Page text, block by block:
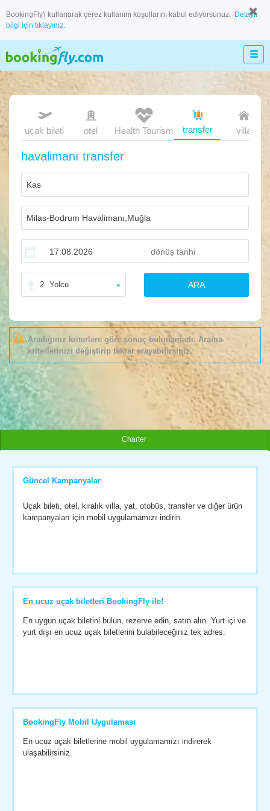
BookingFly'i kullanarak çerez kullanım koşullarını kabul ediyorsunuz. Detaylı
bilgi için tıklayınız.
uçak bileti otel transfer villa
Health Tourism
havalimanı transfer
2 Yolcu ARA
Aradığınız kriterlere göre sonuç bulunamadı. Arama
kriterlerinizi değiştirip tekrar arayabilirsiniz.
Charter
Güncel Kampanyalar
Uçak bileti, otel, kiralık villa, yat, otobüs, transfer ve diğer ürün
kampanyaları için mobil uygulamamızı indirin.
En ucuz uçak biletleri BookingFly ile!
En uygun uçak biletini bulun, rezerve edin, satın alın. Yurt içi ve
yurt dışı en ucuz uçak biletlerini bulabileceğiniz tek adres.
BookingFly Mobil Uygulaması
En ucuz uçak biletlerine mobil uygulamamızı indirerek
ulaşabilirsiniz.